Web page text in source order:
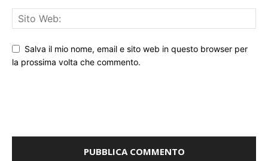
Salva il mio nome, email e sito web in questo browser per
la prossima volta che commento.